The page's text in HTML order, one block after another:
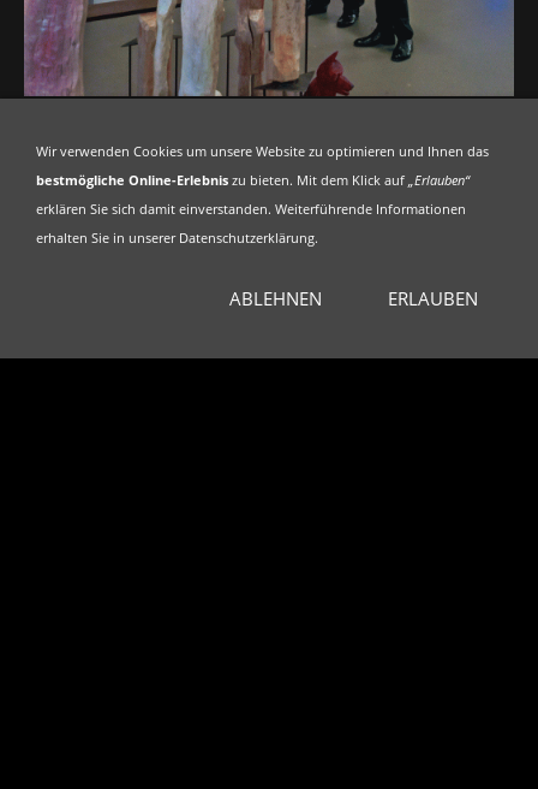
Wir verwenden Cookies um unsere Website zu optimieren und Ihnen das
bestmögliche Online-Erlebnis zu bieten. Mit dem Klick auf „Erlauben“
erklären Sie sich damit einverstanden. Weiterführende Informationen
erhalten Sie in unserer Datenschutzerklärung.
ERLAUBEN
ABLEHNEN